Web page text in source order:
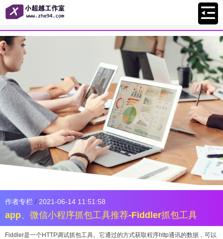
作者专栏 / 2021-06-14 11:51:58
app、微信小程序抓包工具推荐-Fiddler抓包工具
Fiddler是一个HTTP调试抓包工具。它通过的方式获取程序http通讯的数据，可以